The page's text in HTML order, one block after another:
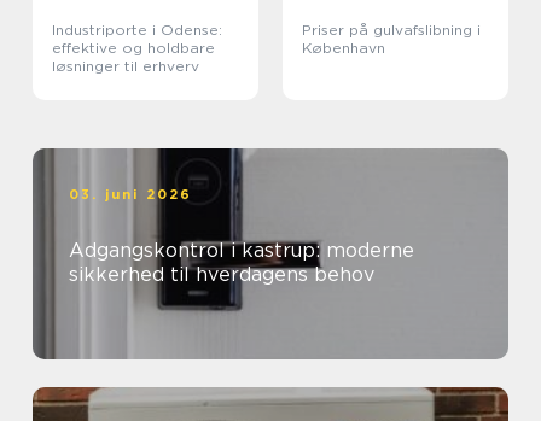
Industriporte i Odense:
effektive og holdbare
løsninger til erhverv
Priser på gulvafslibning i
København
03. juni 2026
Adgangskontrol i kastrup: moderne
sikkerhed til hverdagens behov